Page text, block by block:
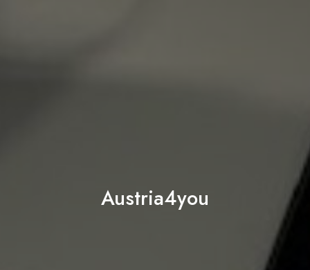
Austria4you